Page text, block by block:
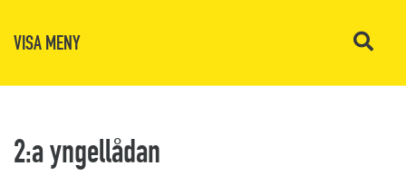
VISA MENY
2:a yngellådan